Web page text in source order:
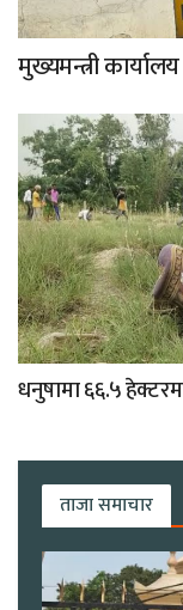
मुख्यमन्त्री
धनुषामा ६६.५
ताजा समाचार